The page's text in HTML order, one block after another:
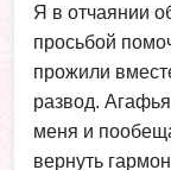
Я в отчаянии
просьбой
прожили
развод.
меня и
вернуть